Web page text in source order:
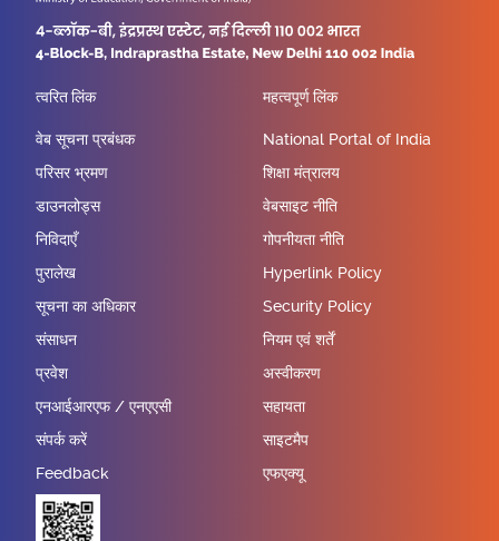
त्वरित लिंक
वेब सूचना प्रबंधक
परिसर भ्रमण
डाउनलोड्स
निविदाएँ
पुरालेख
सूचना का अधिकार
संसाधन
प्रवेश
एनआईआरएफ / एनएएसी
संपर्क करें
Feedback
महत्वपूर्ण लिंक
National Portal of India
शिक्षा मंत्रालय
वेबसाइट नीति
गोपनीयता नीति
Hyperlink Policy
Security Policy
नियम एवं शर्तें
अस्वीकरण
सहायता
साइटमैप
एफएक्यू